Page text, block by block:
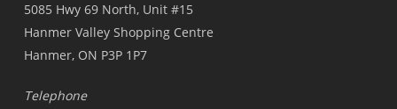
5085 Hwy 69 North, Unit #15
Hanmer Valley Shopping Centre
Hanmer, ON P3P 1P7
Telephone